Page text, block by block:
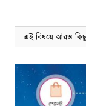
এই বিষয়ে আরও